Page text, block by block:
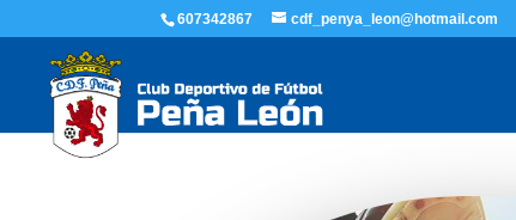
607342867 cdf_penya_leon@hotmail.com